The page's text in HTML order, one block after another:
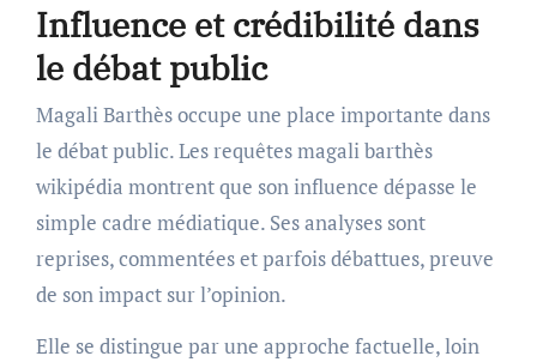
Influence et crédibilité dans
le débat public
Magali Barthès occupe une place importante dans
le débat public. Les requêtes magali barthès
wikipédia montrent que son influence dépasse le
simple cadre médiatique. Ses analyses sont
reprises, commentées et parfois débattues, preuve
de son impact sur l’opinion.
Elle se distingue par une approche factuelle, loin